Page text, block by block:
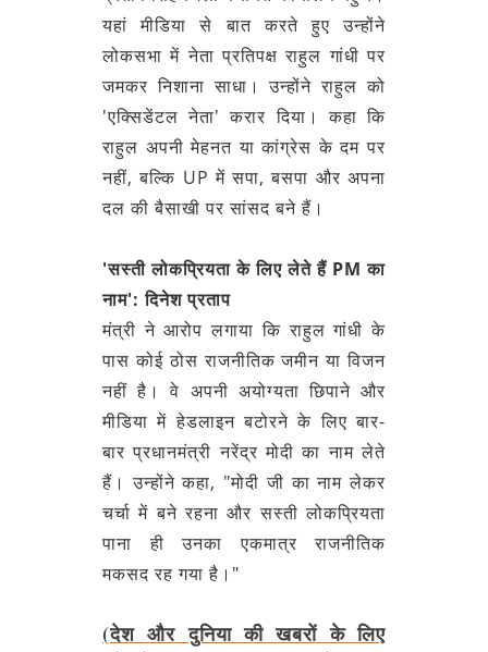
यहां मीडिया से बात करते हुए उन्होंने
लोकसभा में नेता प्रतिपक्ष राहुल गांधी पर
जमकर निशाना साधा। उन्होंने राहुल को
'एक्सिडेंटल नेता' करार दिया। कहा कि
राहुल अपनी मेहनत या कांग्रेस के दम पर
नहीं, बल्कि UP में सपा, बसपा और अपना
दल की बैसाखी पर सांसद बने हैं।
'सस्ती लोकप्रियता के लिए लेते हैं PM का
नाम': दिनेश प्रताप
मंत्री ने आरोप लगाया कि राहुल गांधी के
पास कोई ठोस राजनीतिक जमीन या विजन
नहीं है। वे अपनी अयोग्यता छिपाने और
मीडिया में हेडलाइन बटोरने के लिए बार-
बार प्रधानमंत्री नरेंद्र मोदी का नाम लेते
हैं। उन्होंने कहा, "मोदी जी का नाम लेकर
चर्चा में बने रहना और सस्ती लोकप्रियता
पाना ही उनका एकमात्र राजनीतिक
मकसद रह गया है।"
(देश और दुनिया की खबरों के लिए